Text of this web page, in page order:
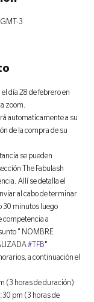
3
día 28 de febrero en
zoom.
automaticamente a su
de la compra de su
se pueden
The Fabulash
Allí se detalla el
al cabo de terminar
30 minutos luego
competencia a
" NOMBRE
#TFB
a continuación el
(3 horas de duración)
pm (3 horas de